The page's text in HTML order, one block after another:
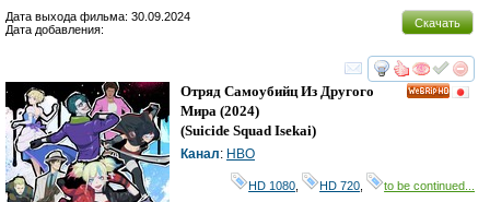
Скачать
Дата выхода фильма: 30.09.2024
Дата добавления:
смотреть
Отряд Самоубийц Из Другого
Мира (2024)
(Suicide Squad Isekai)
Канал: HBO
HD 1080 HD 720 to be continued...